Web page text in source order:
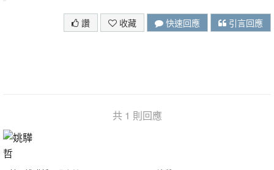
讚 收藏 快速回應 引言回應
共 1 則回應